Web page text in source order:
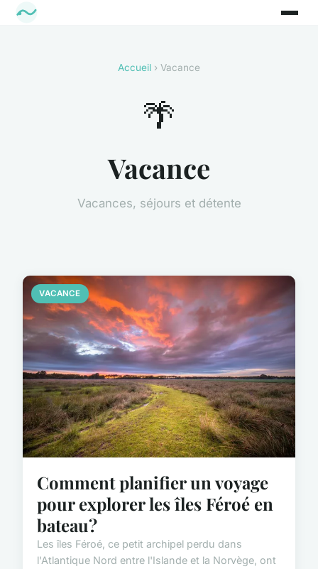
Accueil › Vacance
🌴
Vacance
Vacances, séjours et détente
VACANCE
Comment planifier un voyage
pour explorer les îles Féroé en
bateau?
Les îles Féroé, ce petit archipel perdu dans
l'Atlantique Nord entre l'Islande et la Norvège, ont